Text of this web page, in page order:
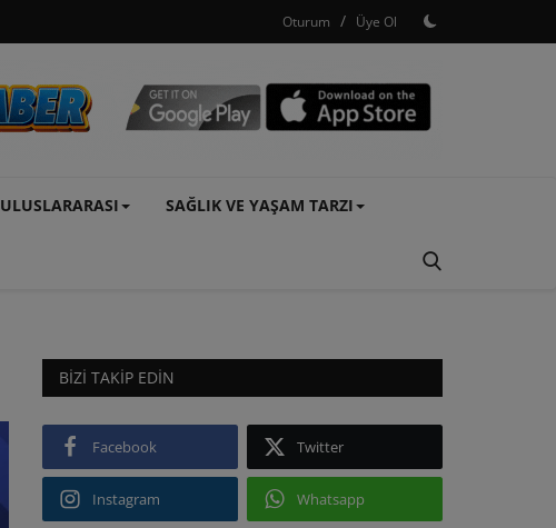
Oturum / Üye Ol
ULUSLARARASI SAĞLIK VE YAŞAM TARZI
BIZI TAKIP EDIN
Facebook Twitter
Instagram Whatsapp